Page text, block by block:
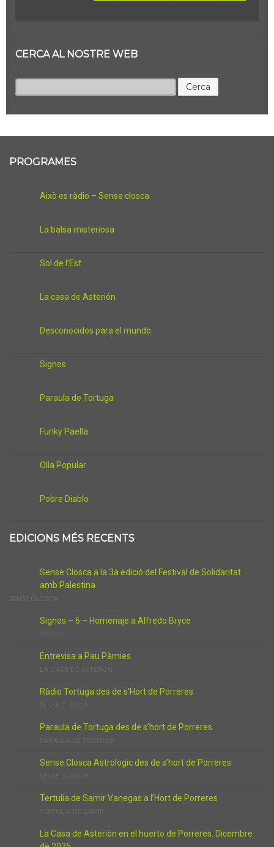
CERCA AL NOSTRE WEB
PROGRAMES
Això es ràdio – Sense closca
La balsa misteriosa
Sol de l’Est
La casa de Asterión
Desconocidos para el mundo
Signos
Paraula de Tortuga
Funky Paella
Olla Popular
Pobre Diablo
EDICIONS MÉS RECENTS
Sense Closca a la 3a edició del Festival de Solidaritat
amb Palestina
Signos – 6 – Homenaje a Alfredo Bryce
Entrevisa a Pau Pàmies
Ràdio Tortuga des de s’Hort de Porreres
Paraula de Tortuga des de s’hort de Porreres
Sense Closca Astrologic des de s’hort de Porreres
Tertulia de Samir Vanegas a l’Hort de Porreres
La Casa de Asterión en el huerto de Porreres. Dicembre